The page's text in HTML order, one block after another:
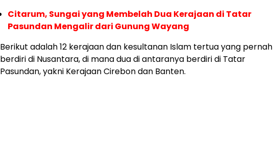
Citarum, Sungai yang Membelah Dua Kerajaan di Tatar
Pasundan Mengalir dari Gunung Wayang
Berikut adalah 12 kerajaan dan kesultanan Islam tertua yang pernah
berdiri di Nusantara, di mana dua di antaranya berdiri di Tatar
Pasundan, yakni Kerajaan Cirebon dan Banten.